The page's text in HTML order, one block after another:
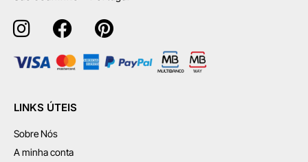
LINKS ÚTEIS
Sobre Nós
A minha conta